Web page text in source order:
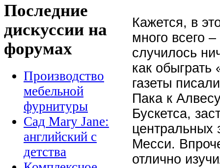
Последние
дискуссии на
форумах
Производство
мебельной
фурнитуры
Сад Mary Jane:
английский с
детства
Кажется, в
много всего
случилось
как обыграть
газеты
Пака к
Бускетса,
центральных
Месси.
отлично